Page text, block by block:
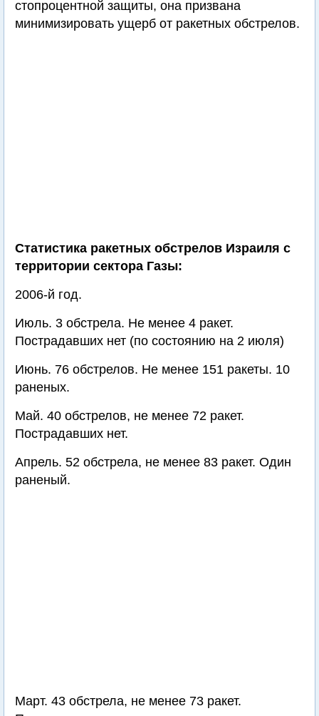
стопроцентной защиты, она призвана
минимизировать ущерб от ракетных обстрелов.
Статистика ракетных обстрелов Израиля с
территории сектора Газы:
2006-й год.
Июль. 3 обстрела. Не менее 4 ракет.
Пострадавших нет (по состоянию на 2 июля)
Июнь. 76 обстрелов. Не менее 151 ракеты. 10
раненых.
Май. 40 обстрелов, не менее 72 ракет.
Пострадавших нет.
Апрель. 52 обстрела, не менее 83 ракет. Один
раненый.
Март. 43 обстрела, не менее 73 ракет.